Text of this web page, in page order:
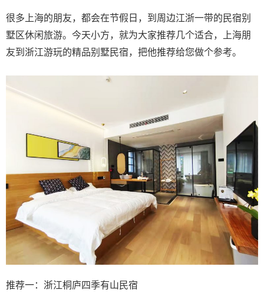
很多上海的朋友，都会在节假日，到周边江浙一带的民宿别
墅区休闲旅游。今天小方，就为大家推荐几个适合，上海朋
友到浙江游玩的精品别墅民宿，把他推荐给您做个参考。
推荐一：浙江桐庐四季有山民宿